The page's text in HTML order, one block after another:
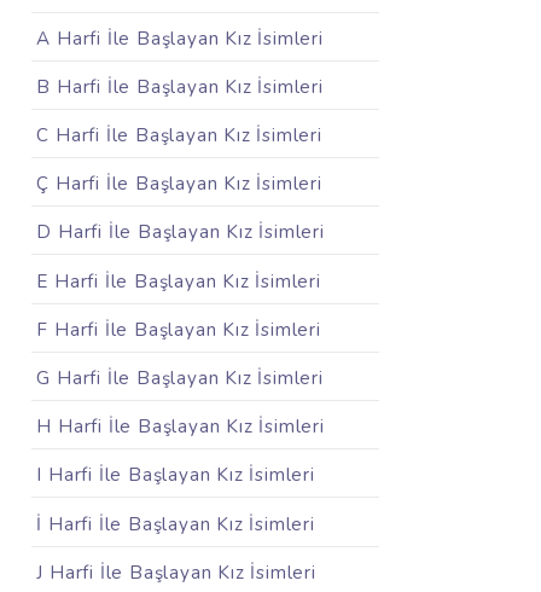
A Harfi İle Başlayan Kız İsimleri
B Harfi İle Başlayan Kız İsimleri
C Harfi İle Başlayan Kız İsimleri
Ç Harfi İle Başlayan Kız İsimleri
D Harfi İle Başlayan Kız İsimleri
E Harfi İle Başlayan Kız İsimleri
F Harfi İle Başlayan Kız İsimleri
G Harfi İle Başlayan Kız İsimleri
H Harfi İle Başlayan Kız İsimleri
I Harfi İle Başlayan Kız İsimleri
İ Harfi İle Başlayan Kız İsimleri
J Harfi İle Başlayan Kız İsimleri